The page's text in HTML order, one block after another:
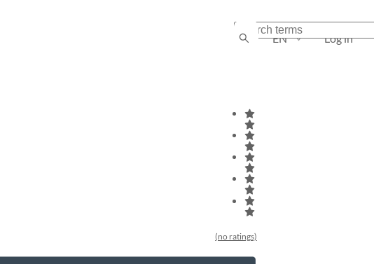
EN Log in
(no ratings)